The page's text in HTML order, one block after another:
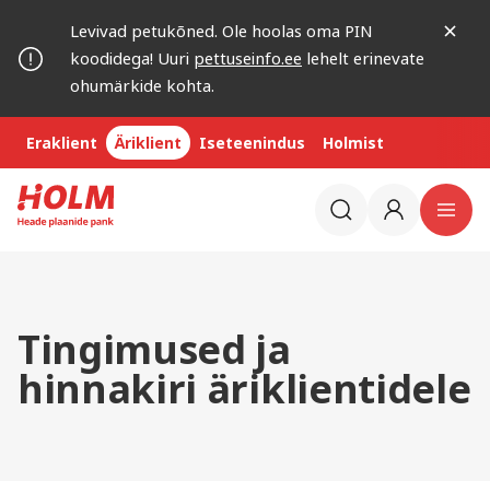
Levivad petukõned. Ole hoolas oma PIN
koodidega! Uuri pettuseinfo.ee lehelt erinevate
ohumärkide kohta.
Eraklient Äriklient Iseteenindus Holmist
Tingimused ja
hinnakiri äriklientidele